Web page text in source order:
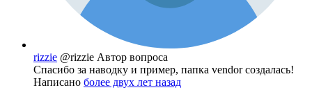
rizzie @rizzie Автор вопроса
Спасибо за наводку и пример, папка vendor создалась!
Написано более двух лет назад